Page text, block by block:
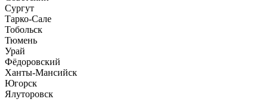
Сургут
Тарко-Сале
Тобольск
Тюмень
Урай
Фёдоровский
Ханты-Мансийск
Югорск
Ялуторовск